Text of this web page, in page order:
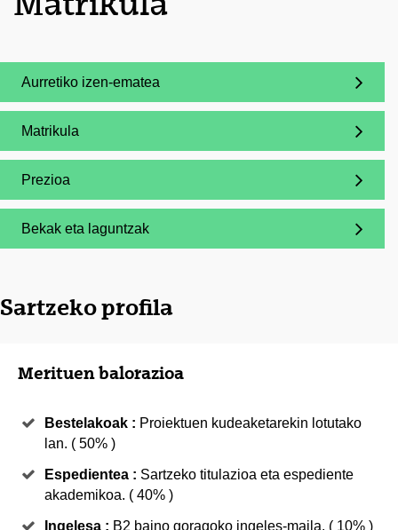
(Beste leiho bat zabalduko du)
Aurretiko izen-ematea
(Beste leiho bat zabalduko du)
Matrikula
(Beste leiho bat zabalduko du)
Prezioa
(Beste leiho bat zabalduko du)
Bekak eta laguntzak
Sartzeko profila
Merituen balorazioa
Bestelakoak : Proiektuen kudeaketarekin lotutako
lan. ( 50% )
Espedientea : Sartzeko titulazioa eta espediente
akademikoa. ( 40% )
Ingelesa : B2 baino goragoko ingeles-maila. ( 10% )